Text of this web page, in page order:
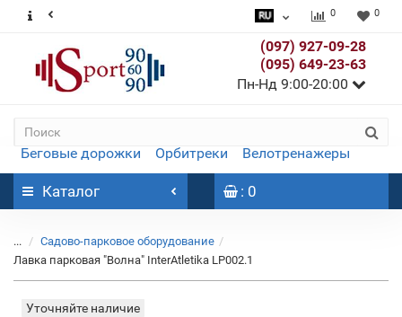
0 0
(097) 927-09-28
(095) 649-23-63
Пн-Нд 9:00-20:00
Беговые дорожки Орбитреки Велотренажеры
Каталог : 0
...
Садово-парковое оборудование
Лавка парковая "Волна" InterAtletika LP002.1
Уточняйте наличие